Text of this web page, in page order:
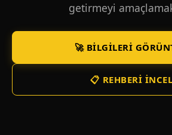
getirmeyi
🚀 BILGILERI
📋 REHBERI